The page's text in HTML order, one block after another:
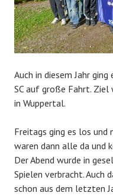
Auch in diesem Jahr
SC auf große Fahrt. Ziel
in Wuppertal.
Freitags ging es los und
waren dann alle da und
Der Abend wurde in
Spielen verbracht. Auch
schon aus dem letzten